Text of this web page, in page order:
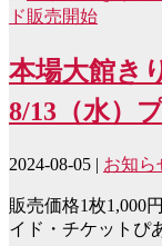
本場大館き
8/13（水）
2024-08-05 | お知ら
販売価格1枚1,000
イド・チケットぴ